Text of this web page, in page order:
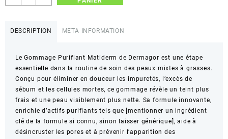
de
Gommage
purifiant
visage
–
50
ml
DESCRIPTION META INFORMATION
Le Gommage Purifiant Matiderm de Dermagor est une étape
essentielle dans la routine de soin des peaux mixtes à grasses.
Conçu pour éliminer en douceur les impuretés, l’excès de
sébum et les cellules mortes, ce gommage révèle un teint plus
frais et une peau visiblement plus nette. Sa formule innovante,
enrichie d’actifs purifiants tels que [mentionner un ingrédient
clé de la formule si connu, sinon laisser générique], aide à
désincruster les pores et à prévenir l’apparition des